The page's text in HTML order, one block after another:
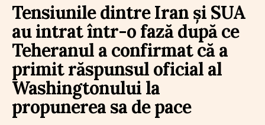
Tensiunile dintre Iran și SUA
au intrat într-o fază după ce
Teheranul a confirmat că a
primit răspunsul oficial al
Washingtonului la
propunerea sa de pace